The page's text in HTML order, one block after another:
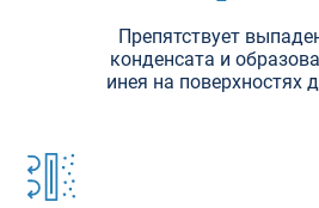
Препятствует
конденсата и
инея на поверхностях